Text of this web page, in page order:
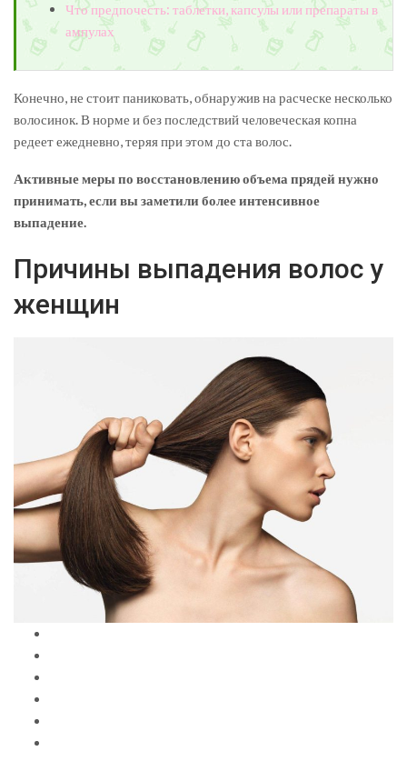
Что предпочесть: таблетки, капсулы или препараты в
ампулах
Конечно, не стоит паниковать, обнаружив на расческе несколько
волосинок. В норме и без последствий человеческая копна
редеет ежедневно, теряя при этом до ста волос.
Активные меры по восстановлению объема прядей нужно
принимать, если вы заметили более интенсивное
выпадение.
Причины выпадения волос у
женщин